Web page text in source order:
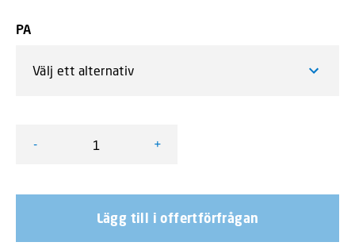
PA
-
Micro Blå Styrsystem mängd
+
Lägg till i offertförfrågan